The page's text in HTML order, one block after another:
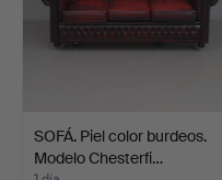
SOFÁ. Piel color burdeos.
Modelo Chesterfi…